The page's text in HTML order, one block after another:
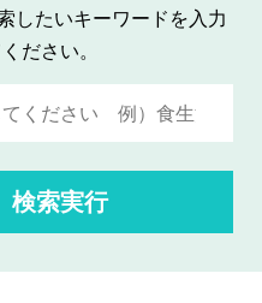
したいキーワードを入力
ださい。
検索実行